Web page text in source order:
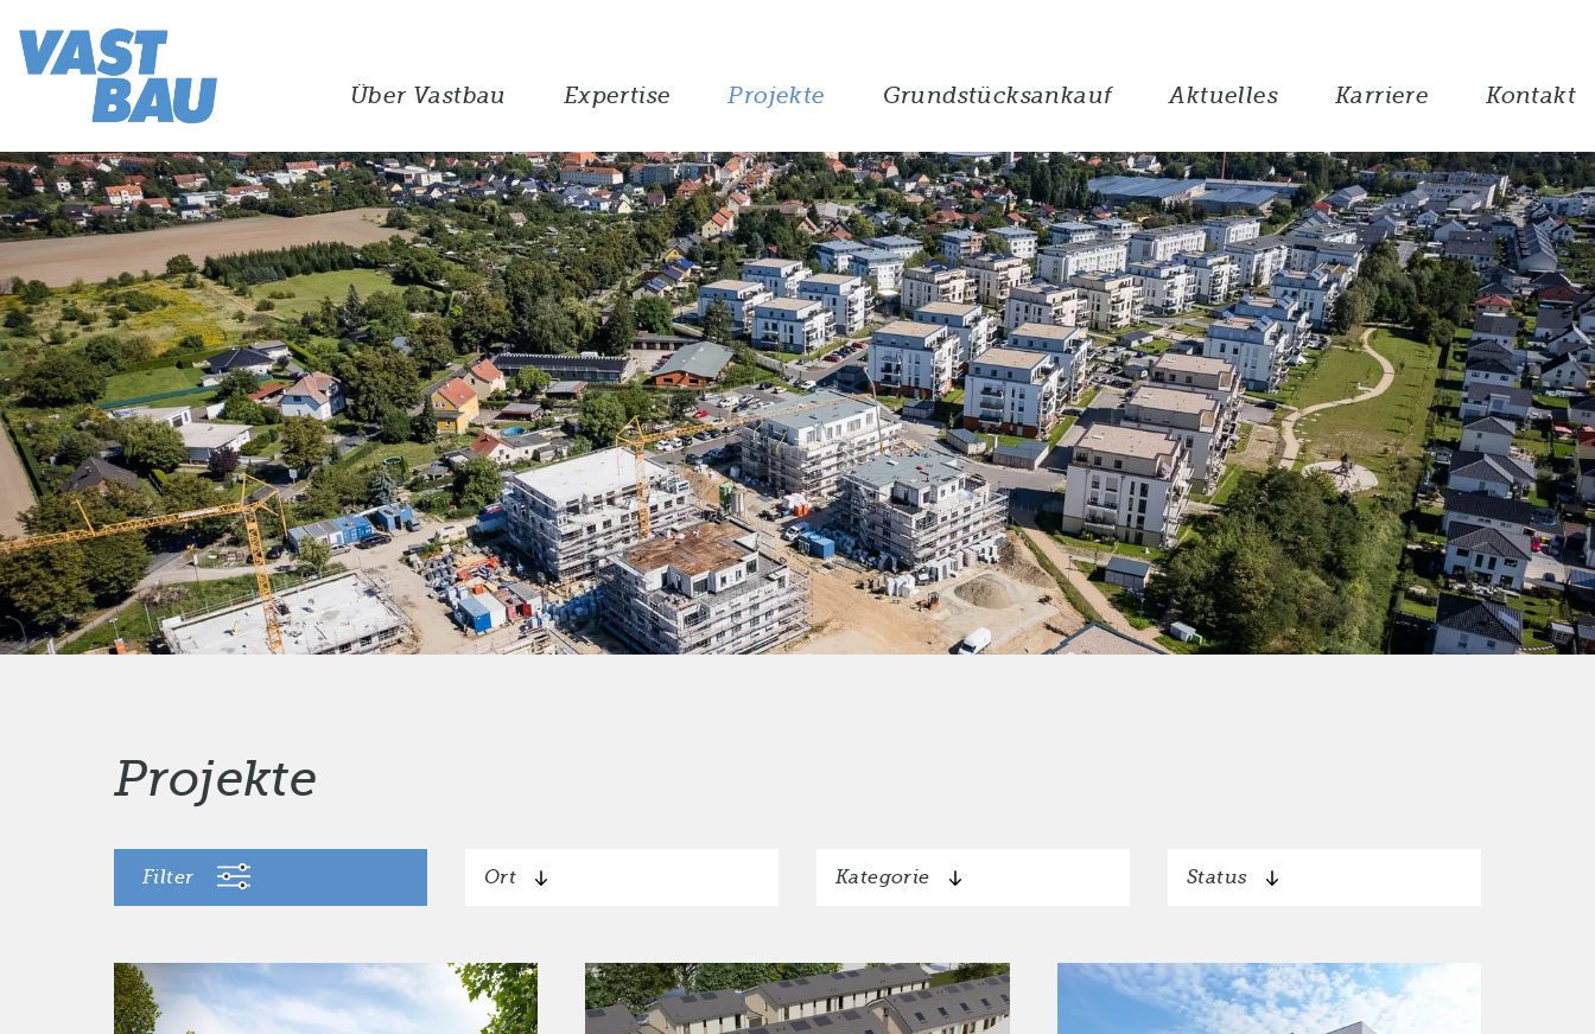
Über Vastbau Expertise Projekte Grundstücksankauf Aktuelles Karriere Kontakt
Projekte
Filter Ort Kategorie Status